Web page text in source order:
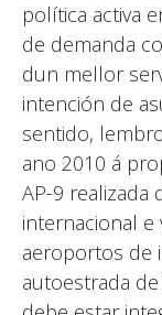
política activa
de demanda
dun mellor
intención de
sentido,
ano 2010 á
AP-9 realizada
internacional e
aeroportos de
autoestrada